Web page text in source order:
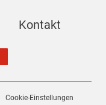
Kontakt
Cookie-Einstellungen